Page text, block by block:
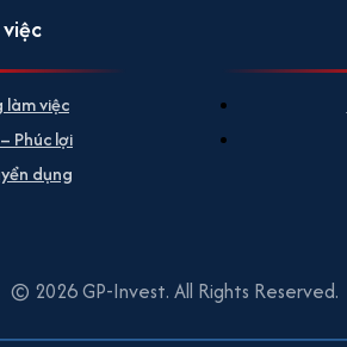
việc
Phúc lợi
dụng
© 2026 GP-Invest. All Rights Reserved.